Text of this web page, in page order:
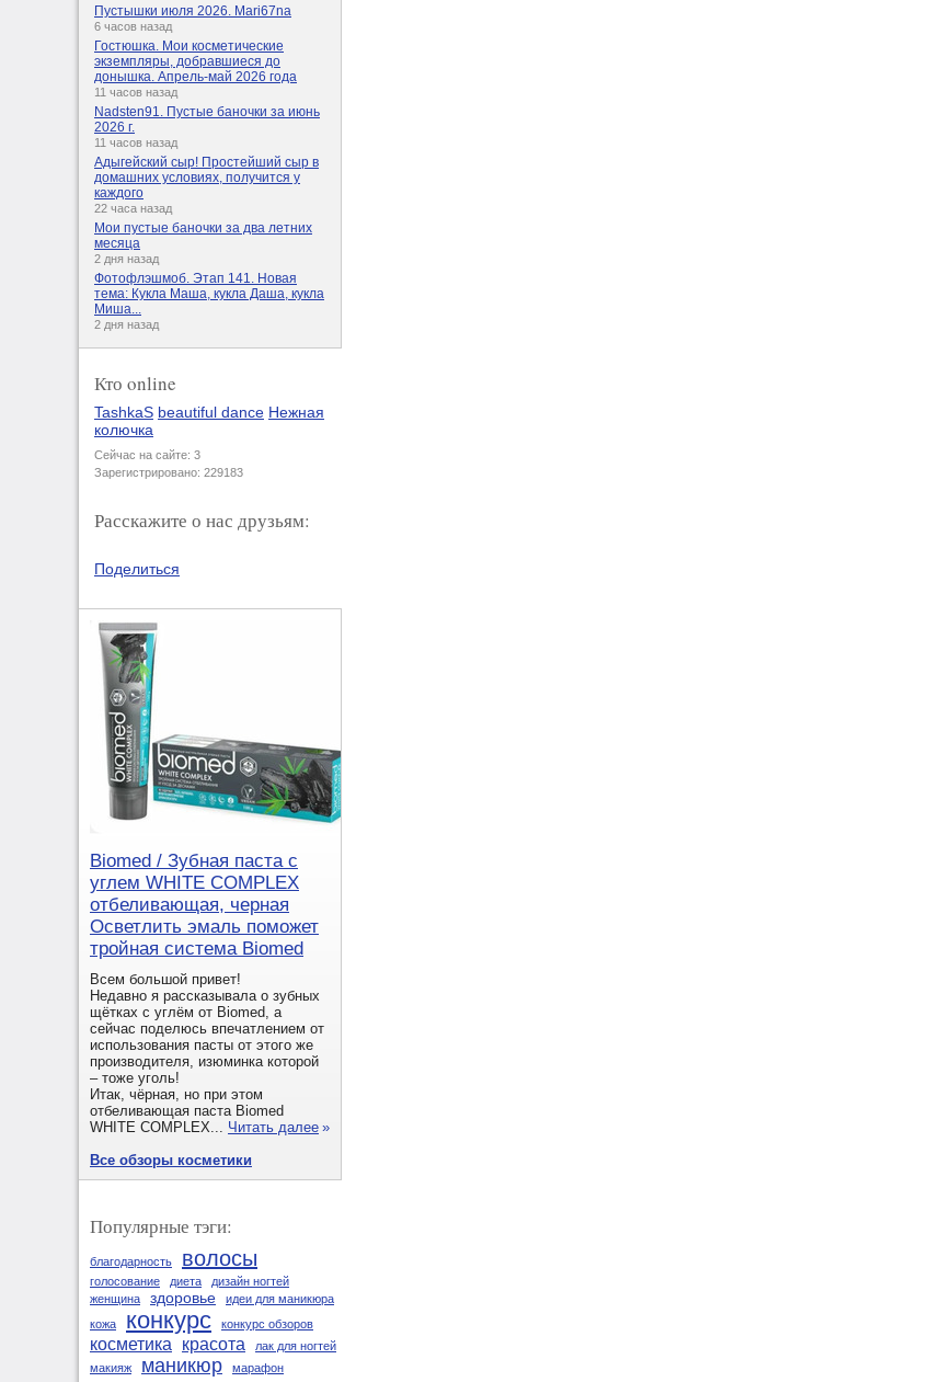
Пустышки июля 2026. Mari67na
6 часов назад
Гостюшка. Мои косметические
экземпляры, добравшиеся до
донышка. Апрель-май 2026 года
11 часов назад
Nadsten91. Пустые баночки за июнь
2026 г.
11 часов назад
Адыгейский сыр! Простейший сыр в
домашних условиях, получится у
каждого
22 часа назад
Мои пустые баночки за два летних
месяца
2 дня назад
Фотофлэшмоб. Этап 141. Новая
тема: Кукла Маша, кукла Даша, кукла
Миша...
2 дня назад
Кто online
TashkaS beautiful dance Нежная
колючка
Сейчас на сайте: 3
Зарегистрировано: 229183
Расскажите о нас друзьям:
Поделиться
Biomed / Зубная паста с
углем WHITE COMPLEX
отбеливающая, черная
Осветлить эмаль поможет
тройная система Biomed
Всем большой привет!
Недавно я рассказывала о зубных
щётках с углём от Biomed, а
сейчас поделюсь впечатлением от
использования пасты от этого же
производителя, изюминка которой
– тоже уголь!
Итак, чёрная, но при этом
отбеливающая паста Biomed
WHITE COMPLEX... Читать далее »
Все обзоры косметики
Популярные тэги:
благодарность волосы
голосование диета
дизайн ногтей
женщина
здоровье
идеи для маникюра
кожа
конкурс конкурс обзоров
косметика красота
лак для ногтей
макияж
маникюр
марафон